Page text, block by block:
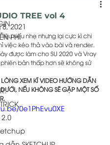
PHÍ
TREE vol 4
2021
liệu siêu nhẹ nhưng lại cực kì chi
việc kéo thả vào bài và render.
được làm cho SU 2020 và Vray
bản thấp hơn sẽ không sử
XEM KĨ VIDEO HƯỚNG DẪN
NẾU KHÔNG SẼ GẶP MỘT SỐ
0e1PhEvu0XE